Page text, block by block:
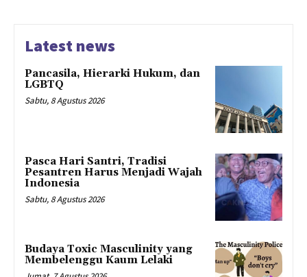
Latest news
Pancasila, Hierarki Hukum, dan
LGBTQ
Sabtu, 8 Agustus 2026
Pasca Hari Santri, Tradisi
Pesantren Harus Menjadi Wajah
Indonesia
Sabtu, 8 Agustus 2026
Budaya Toxic Masculinity yang
Membelenggu Kaum Lelaki